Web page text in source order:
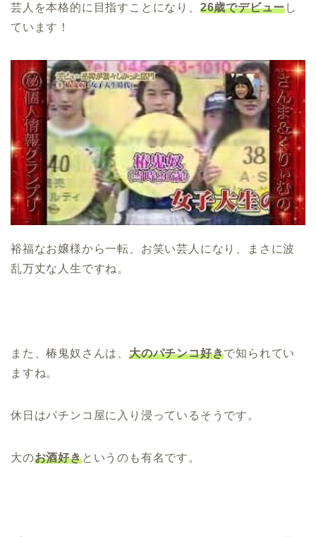
芸人を本格的に目指すことになり、 26歳でデビューし
ています！
裕福なお嬢様から一転、お笑い芸人になり、まさに波
乱万丈な人生ですね。
また、椿鬼奴さんは、 大のパチンコ好きで知られてい
ますね。
休日はパチンコ屋に入り浸っているそうです。
大のお酒好きというのも有名です。